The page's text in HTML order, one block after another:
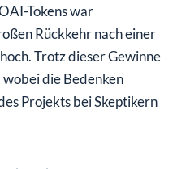
Tokens war
Rückkehr nach einer
Trotz dieser Gewinne
die Bedenken
Projekts bei Skeptikern